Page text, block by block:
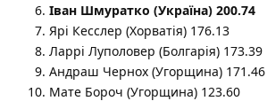
Іван Шмуратко (Україна) 200.74
Ярі Кесслер (Хорватія) 176.13
Ларрі Луполовер (Болгарія) 173.39
Андраш Чернох (Угорщина) 171.46
Мате Бороч (Угорщина) 123.60